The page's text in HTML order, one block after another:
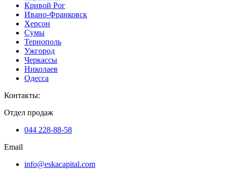
Кривой Рог
Ивано-Франковск
Херсон
Сумы
Тернополь
Ужгород
Черкассы
Николаев
Одесса
Контакты:
Отдел продаж
044 228-88-58
Email
info@eskacapital.com